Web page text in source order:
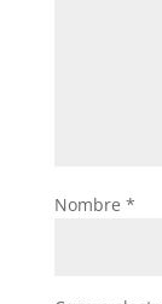
Nombre *